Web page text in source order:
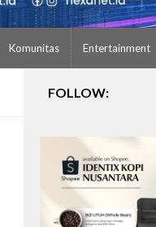
Komunitas Entertainment
FOLLOW: